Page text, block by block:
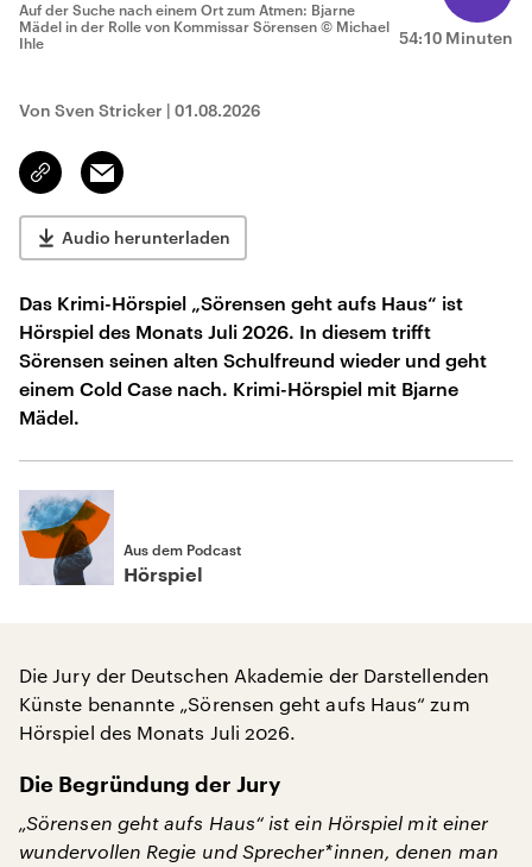
54:10 Minuten
Auf der Suche nach einem Ort zum Atmen: Bjarne
Mädel in der Rolle von Kommissar Sörensen © Michael
Ihle
Von Sven Stricker | 01.08.2026
Link
kopieren/teilen
Email
Audio herunterladen
Das Krimi-Hörspiel „Sörensen geht aufs Haus“ ist
Hörspiel des Monats Juli 2026. In diesem trifft
Sörensen seinen alten Schulfreund wieder und geht
einem Cold Case nach. Krimi-Hörspiel mit Bjarne
Mädel.
Aus dem Podcast
Hörspiel
Die Jury der Deutschen Akademie der Darstellenden
Künste benannte „Sörensen geht aufs Haus“ zum
Hörspiel des Monats Juli 2026.
Die Begründung der Jury
„Sörensen geht aufs Haus“ ist ein Hörspiel mit einer
wundervollen Regie und Sprecher*innen, denen man